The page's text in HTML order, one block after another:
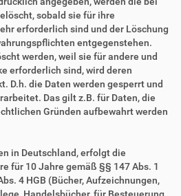
sobald sie für ihre
erforderlich sind und der Löschung
entgegenstehen.
werden, weil sie für andere und
erforderlich sind, wird deren
D.h. die Daten werden gesperrt und
Das gilt z.B. für Daten, die
Gründen aufbewahrt werden
in Deutschland, erfolgt die
für 10 Jahre gemäß §§ 147 Abs. 1
4 HGB (Bücher, Aufzeichnungen,